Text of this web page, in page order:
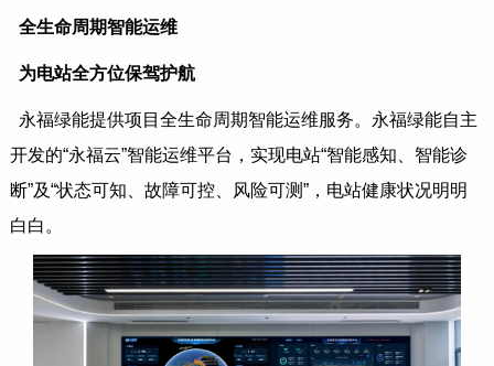
全生命周期智能运维
为电站全方位保驾护航
永福绿能提供项目全生命周期智能运维服务。永福绿能自主
开发的“永福云”智能运维平台，实现电站“智能感知、智能诊
断”及“状态可知、故障可控、风险可测”，电站健康状况明明
白白。